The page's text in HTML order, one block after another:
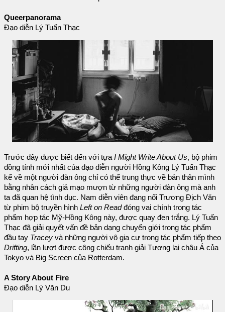
Queerpanorama
Đạo diễn Lý Tuấn Thạc
Trước đây được biết đến với tựa I Might Write About Us, bộ phim
đồng tính mới nhất của đạo diễn người Hồng Kông Lý Tuấn Thạc
kể về một người đàn ông chỉ có thể trung thực về bản thân mình
bằng nhân cách giả mạo mượn từ những người đàn ông mà anh
ta đã quan hệ tình dục. Nam diễn viên đang nổi Trương Địch Văn
từ phim bộ truyền hình Left on Readđóng vai chính trong tác
phẩm hợp tác Mỹ-Hồng Kông này, được quay đen trắng. Lý Tuấn
Thạc đã giải quyết vấn đề bản dạng chuyển giới trong tác phẩm
đầu tay Tracey và những người vô gia cư trong tác phẩm tiếp theo
Drifting, lần lượt được công chiếu tranh giải Tương lai châu Á của
Tokyo và Big Screen của Rotterdam.
A Story About Fire
Đạo diễn Lý Văn Du